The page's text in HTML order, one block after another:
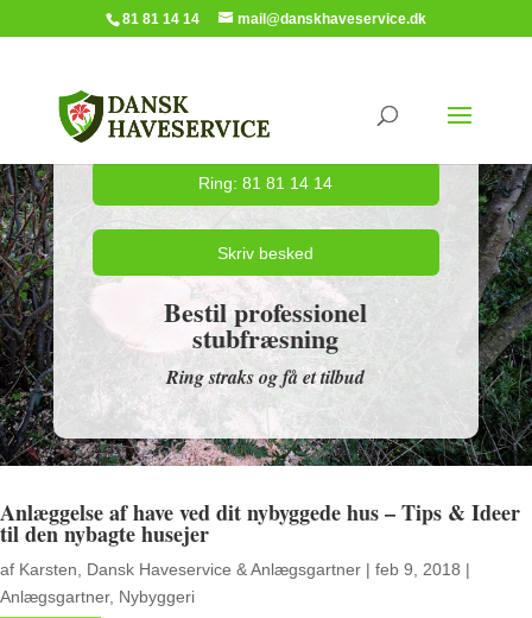
81 81 14 14 mail@danskhaveservice.dk
Ring: 81 81 14 14
Skriv besked
Bestil professionel
stubfræsning
Ring straks og få et tilbud
Anlæggelse af have ved dit nybyggede hus – Tips & Ideer
til den nybagte husejer
af Karsten, Dansk Haveservice & Anlægsgartner | feb 9, 2018 |
Anlægsgartner, Nybyggeri